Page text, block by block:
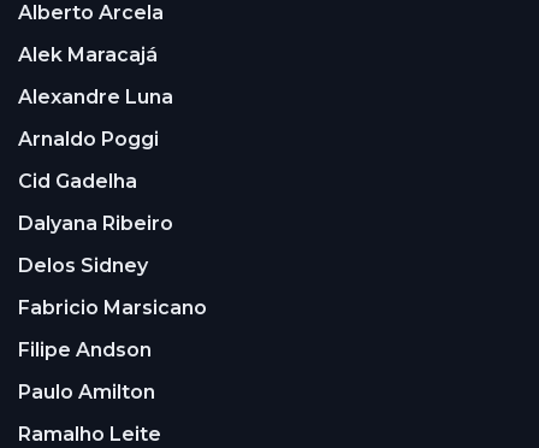
Alberto Arcela
Alek Maracajá
Alexandre Luna
Arnaldo Poggi
Cid Gadelha
Dalyana Ribeiro
Delos Sidney
Fabricio Marsicano
Filipe Andson
Paulo Amilton
Ramalho Leite